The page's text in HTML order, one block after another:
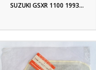
SUZUKI GSXR 1100 1993...